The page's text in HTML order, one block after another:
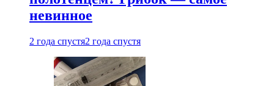
невинное
2 года спустя2 года спустя